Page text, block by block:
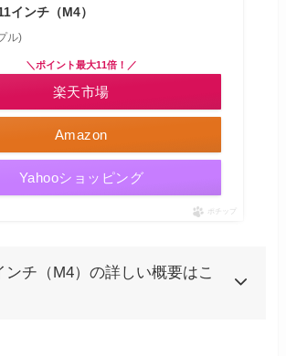
インチ（M4）
ル)
Amazon
＼ポイント最大11倍！／
楽天市場
Yahooショッピング
ポチップ
ンチ（M4）の詳しい概要はこ